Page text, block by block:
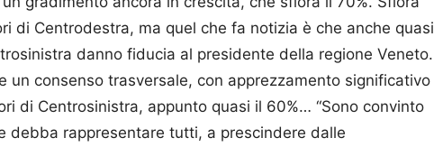
di Centrodestra, ma quel che fa notizia è che anche quasi
danno fiducia al presidente della regione Veneto.
un consenso trasversale, con apprezzamento significativo
di Centrosinistra, appunto quasi il 60%… “Sono convinto
debba rappresentare tutti, a prescindere dalle